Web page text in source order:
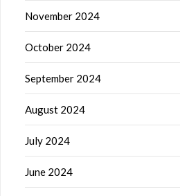
November 2024
October 2024
September 2024
August 2024
July 2024
June 2024